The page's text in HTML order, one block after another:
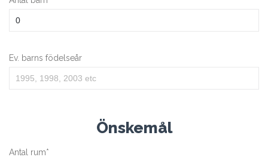
Ev. barns födelseår
Önskemål
Antal rum*